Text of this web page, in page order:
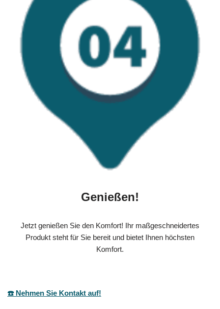
Genießen!
Jetzt genießen Sie den Komfort! Ihr maßgeschneidertes
Produkt steht für Sie bereit und bietet Ihnen höchsten
Komfort.
☎️ Nehmen Sie Kontakt auf!